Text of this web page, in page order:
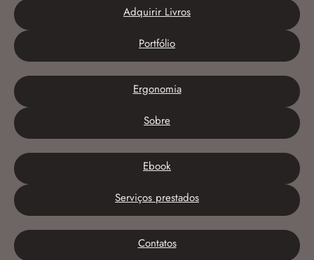
Adquirir Livros
Portfólio
Ergonomia
Sobre
Ebook
Serviços prestados
Contatos